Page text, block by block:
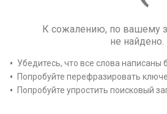
К сожалению, по вашему
не найдено.
Убедитесь, что все слова написаны
Попробуйте перефразировать
Попробуйте упростить поисковый